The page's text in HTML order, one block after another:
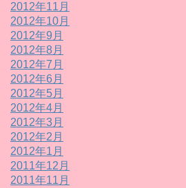
2012年11月
2012年10月
2012年9月
2012年8月
2012年7月
2012年6月
2012年5月
2012年4月
2012年3月
2012年2月
2012年1月
2011年12月
2011年11月